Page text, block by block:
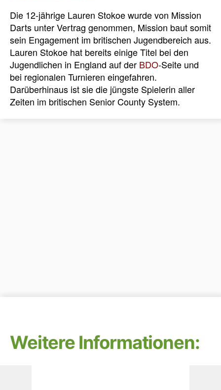
Die 12-jährige Lauren Stokoe wurde von Mission
Darts unter Vertrag genommen, Mission baut somit
sein Engagement im britischen Jugendbereich aus.
Lauren Stokoe hat bereits einige Titel bei den
Jugendlichen in England auf der BDO-Seite und
bei regionalen Turnieren eingefahren.
Darüberhinaus ist sie die jüngste Spielerin aller
Zeiten im britischen Senior County System.
Weitere Informationen: